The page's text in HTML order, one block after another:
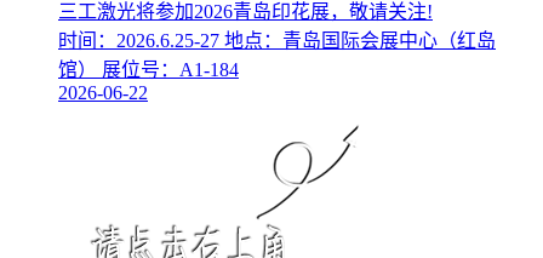
三工激光将参加2026青岛印花展，敬请关注!
时间：2026.6.25-27 地点：青岛国际会展中心（红岛
馆） 展位号：A1-184
2026-06-22